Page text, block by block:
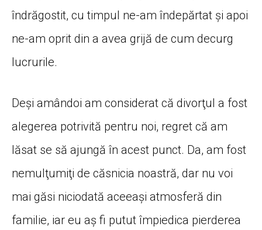
îndrăgostit, cu timpul ne-am îndepărtat şi apoi
ne-am oprit din a avea grijă de cum decurg
lucrurile.
Deşi amândoi am considerat că divorţul a fost
alegerea potrivită pentru noi, regret că am
lăsat se să ajungă în acest punct. Da, am fost
nemulţumiţi de căsnicia noastră, dar nu voi
mai găsi niciodată aceeaşi atmosferă din
familie, iar eu aş fi putut împiedica pierderea